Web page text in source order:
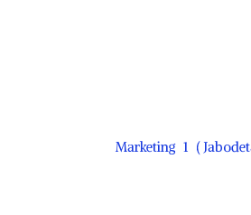
Marketing 1 (